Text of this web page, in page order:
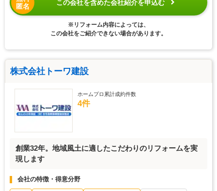
匿名
この会社を含めた会社紹介を申込む
※リフォーム内容によっては、
この会社をご紹介できない場合があります。
株式会社トーワ建設
ホームプロ累計成約件数
4件
創業32年。地域風土に適したこだわりのリフォームを実
現します
会社の特徴・得意分野